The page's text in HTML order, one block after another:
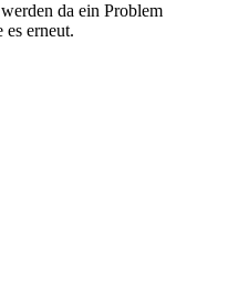
da ein Problem
es erneut.